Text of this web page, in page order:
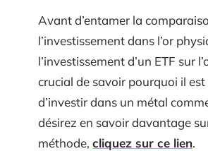
Avant d’entamer la
l’investissement dans l’or
l’investissement d’un ETF sur
crucial de savoir pourquoi il
d’investir dans un métal
désirez en savoir davantage
méthode, cliquez sur ce lien.